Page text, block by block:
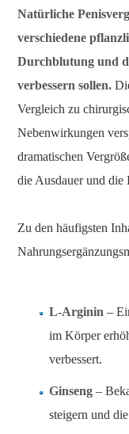
Natürliche
verschiedene
Durchblutung und
verbessern sollen.
Vergleich zu
Nebenwirkungen
dramatischen
die Ausdauer und die
Zu den häufigsten
L-Arginin –
im Körper
verbessert.
Ginseng –
steigern und